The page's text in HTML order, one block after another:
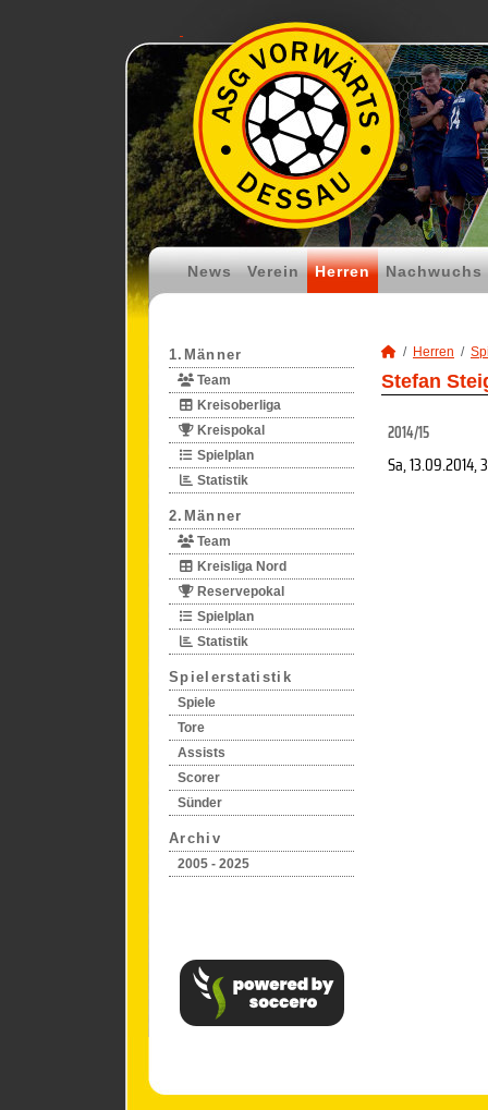
News Verein Herren Nachwuchs
1.Männer
Team
Kreisoberliga
Kreispokal
Spielplan
Statistik
2.Männer
Team
Kreisliga Nord
Reservepokal
Spielplan
Statistik
Spielerstatistik
Spiele
Tore
Assists
Scorer
Sünder
Archiv
2005 - 2025
Herren
Stefan
2014/15
Sa, 13.09.2014,